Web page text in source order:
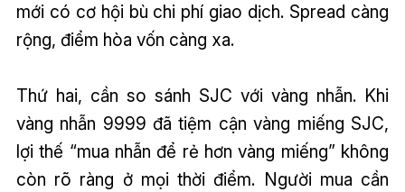
mới có cơ hội bù chi phí giao dịch. Spread càng
rộng, điểm hòa vốn càng xa.
Thứ hai, cần so sánh SJC với vàng nhẫn. Khi
vàng nhẫn 9999 đã tiệm cận vàng miếng SJC,
lợi thế “mua nhẫn để rẻ hơn vàng miếng” không
còn rõ ràng ở mọi thời điểm. Người mua cần